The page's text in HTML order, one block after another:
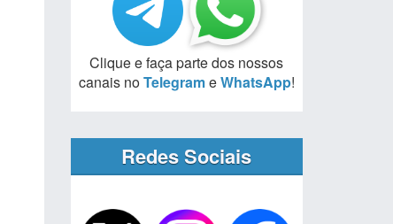
Clique e faça parte dos nossos
canais noTelegrameWhatsApp!
Redes Sociais